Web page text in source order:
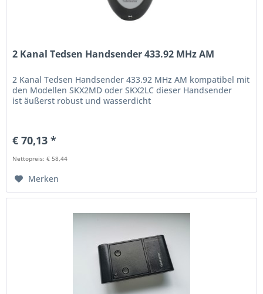
2 Kanal Tedsen Handsender 433.92 MHz AM
2 Kanal Tedsen Handsender 433.92 MHz AM kompatibel mit
den Modellen SKX2MD oder SKX2LC dieser Handsender
ist äußerst robust und wasserdicht
€ 70,13 *
Nettopreis: € 58,44
Merken